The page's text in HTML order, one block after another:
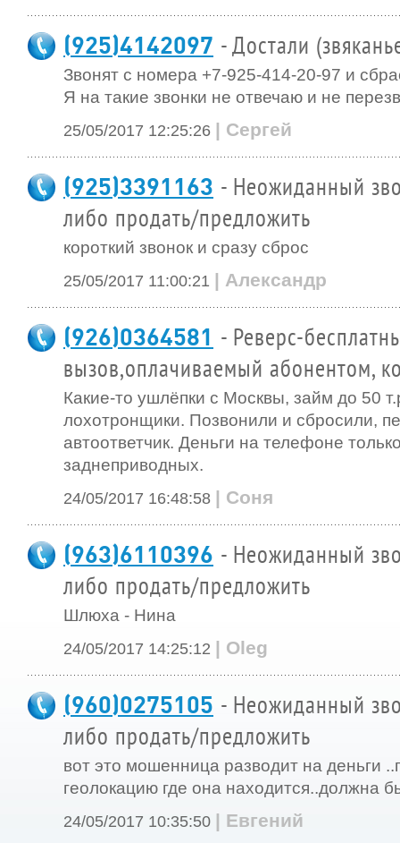
(925)4142097 - Достали
Звонят с номера +7-925-414-20-97 и
Я на такие звонки не отвечаю и не
25/05/2017 12:25:26 | Сергей
(925)3391163 - Неожиданный
либо продать/предложить
короткий звонок и сразу сброс
25/05/2017 11:00:21 | Александр
(926)0364581 - Реверс-
вызов,оплачиваемый абонентом,
Какие-то ушлёпки с Москвы, займ до 50
лохотронщики. Позвонили и сбросили,
автоответчик. Деньги на телефоне
заднеприводных.
24/05/2017 16:48:58 | Соня
(963)6110396 - Неожиданный
либо продать/предложить
Шлюха - Нина
24/05/2017 14:25:12 | Oleg
(960)0275105 - Неожиданный
либо продать/предложить
вот это мошенница разводит на деньги
геолокацию где она находится..должна
24/05/2017 10:35:50 | Евгений